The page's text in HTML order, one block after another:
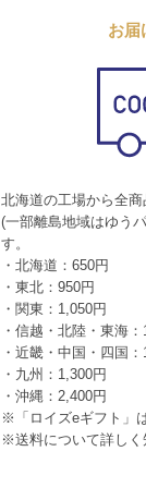
お届
北海道の工場から全商
(一部離島地域はゆう
す。
・北海道：650円
・東北：950円
・関東：1,050円
・信越・北陸・東海：
・近畿・中国・四国：
・九州：1,300円
・沖縄：2,400円
※「ロイズeギフト」
※送料について詳しく